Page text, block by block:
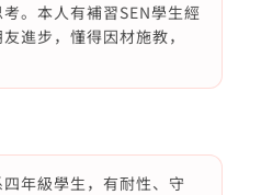
。本人有補習SEN學生經
進步，懂得因材施教，
年級學生，有耐性、守